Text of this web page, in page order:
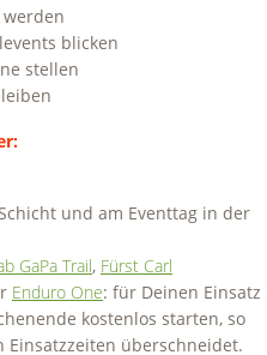
blicken
stellen
und am Eventtag in der
GaPa Trail, Fürst Carl
Enduro One: für Deinen Einsatz
kostenlos starten, so
Einsatzzeiten überschneidet.